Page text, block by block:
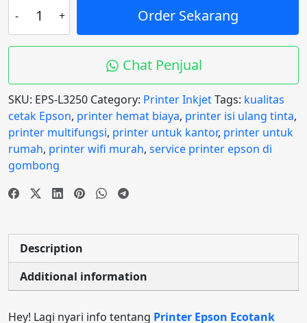
Epson
L3250
Ecotank
-
Hemat
Tinta
dan
Perawatan
quantity
Order Sekarang
Chat Penjual
SKU: EPS-L3250 Category: Printer InkjetTags: kualitas
cetak Epson, printer hemat biaya, printer isi ulang tinta,
printer multifungsi, printer untuk kantor, printer untuk
rumah, printer wifi murah, service printer epson di
gombong
Description
Additional information
Hey! Lagi nyari info tentang Printer Epson Ecotank